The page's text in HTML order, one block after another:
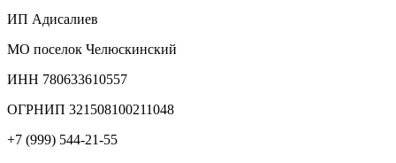
ИП Адисалиев
МО поселок Челюскинский
ИНН 780633610557
ОГРНИП 321508100211048
+7 (999) 544-21-55